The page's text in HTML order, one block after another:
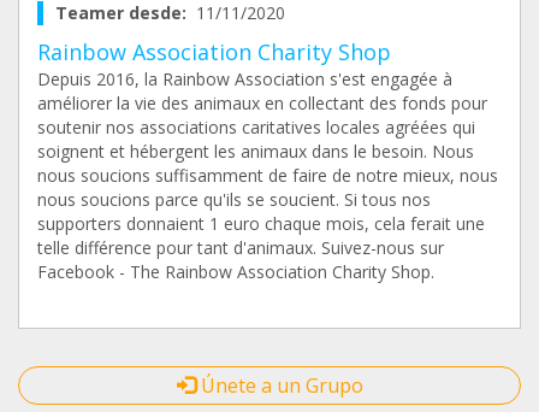
Teamer desde: 11/11/2020
Rainbow Association Charity Shop
Depuis 2016, la Rainbow Association s'est engagée à
améliorer la vie des animaux en collectant des fonds pour
soutenir nos associations caritatives locales agréées qui
soignent et hébergent les animaux dans le besoin. Nous
nous soucions suffisamment de faire de notre mieux, nous
nous soucions parce qu'ils se soucient. Si tous nos
supporters donnaient 1 euro chaque mois, cela ferait une
telle différence pour tant d'animaux. Suivez-nous sur
Facebook - The Rainbow Association Charity Shop.
Únete a un Grupo